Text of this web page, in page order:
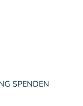
SPENDEN